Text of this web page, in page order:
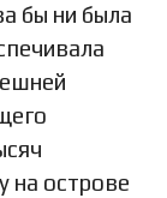
бы ни была
на острове